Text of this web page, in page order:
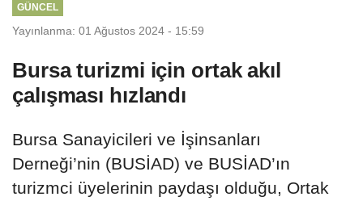
GÜNCEL
Yayınlanma: 01 Ağustos 2024 - 15:59
Bursa turizmi için ortak akıl
çalışması hızlandı
Bursa Sanayicileri ve İşinsanları
Derneği’nin (BUSİAD) ve BUSİAD’ın
turizmci üyelerinin paydaşı olduğu, Ortak